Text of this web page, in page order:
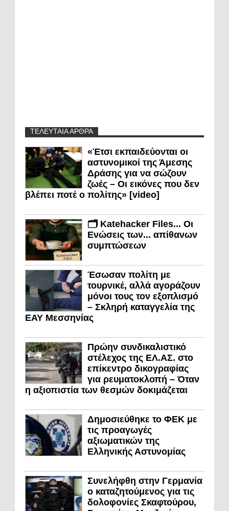
ΤΕΛΕΥΤΑΙΑ ΑΡΘΡΑ
«Έτσι εκπαιδεύονται οι
αστυνομικοί της Άμεσης
Δράσης για να σώζουν
ζωές – Οι εικόνες που δεν
βλέπει ποτέ ο πολίτης» [video]
🗂️ Katehacker Files... Οι
Ενώσεις των... απίθανων
συμπτώσεων
Έσωσαν πολίτη με
τουρνικέ, αλλά αγοράζουν
μόνοι τους τον εξοπλισμό
– Σκληρή καταγγελία της
ΕΑΥ Μεσσηνίας
Πρώην συνδικαλιστικό
στέλεχος της ΕΛ.ΑΣ. στο
επίκεντρο δικογραφίας
για ρευματοκλοπή – Όταν
η αξιοπιστία των θεσμών δοκιμάζεται
Δημοσιεύθηκε το ΦΕΚ με
τις προαγωγές
αξιωματικών της
Ελληνικής Αστυνομίας
Συνελήφθη στην Γερμανία
ο καταζητούμενος για τις
δολοφονίες Σκαφτούρου,